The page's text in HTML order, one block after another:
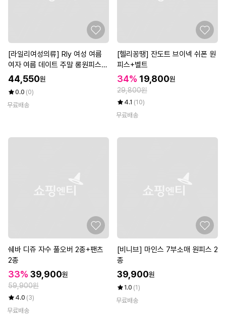
[라일리여성의류] Rly 여성 여름
여자 여름 데이트 주말 롱원피스
뷔스
44,550원
0.0 (0)
무료배송
[헬리꽁땡] 잔도트 브이넥 쉬폰 원
피스+벨트
34% 19,800원
29,800원
4.1 (10)
무료배송
쉐바 디쥬 자수 풀오버 2종+팬츠
2종
33% 39,900원
59,900원
4.0 (3)
무료배송
[비니브] 마인스 7부소매 원피스 2
종
39,900원
1.0 (1)
무료배송